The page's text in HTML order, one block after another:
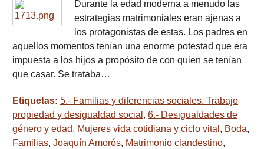
Durante la edad moderna a menudo las
estrategias matrimoniales eran ajenas a
los protagonistas de estas. Los padres en
aquellos momentos tenían una enorme potestad que era
impuesta a los hijos a propósito de con quien se tenían
que casar. Se trataba…
Etiquetas: 5.- Familias y diferencias sociales. Trabajo
propiedad y desigualdad social , 6.- Desigualdades de
género y edad. Mujeres vida cotidiana y ciclo vital , Boda,
Familias, Joaquín Amorós, Matrimonio clandestino,